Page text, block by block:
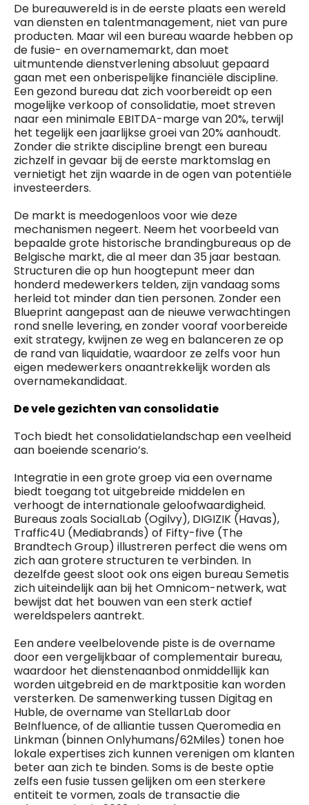
De bureauwereld is in de eerste plaats een wereld
van diensten en talentmanagement, niet van pure
producten. Maar wil een bureau waarde hebben op
de fusie- en overnamemarkt, dan moet
uitmuntende dienstverlening absoluut gepaard
gaan met een onberispelijke financiële discipline.
Een gezond bureau dat zich voorbereidt op een
mogelijke verkoop of consolidatie, moet streven
naar een minimale EBITDA-marge van 20%, terwijl
het tegelijk een jaarlijkse groei van 20% aanhoudt.
Zonder die strikte discipline brengt een bureau
zichzelf in gevaar bij de eerste marktomslag en
vernietigt het zijn waarde in de ogen van potentiële
investeerders.
De markt is meedogenloos voor wie deze
mechanismen negeert. Neem het voorbeeld van
bepaalde grote historische brandingbureaus op de
Belgische markt, die al meer dan 35 jaar bestaan.
Structuren die op hun hoogtepunt meer dan
honderd medewerkers telden, zijn vandaag soms
herleid tot minder dan tien personen. Zonder een
Blueprint aangepast aan de nieuwe verwachtingen
rond snelle levering, en zonder vooraf voorbereide
exit strategy, kwijnen ze weg en balanceren ze op
de rand van liquidatie, waardoor ze zelfs voor hun
eigen medewerkers onaantrekkelijk worden als
overnamekandidaat.
De vele gezichten van consolidatie
Toch biedt het consolidatielandschap een veelheid
aan boeiende scenario’s.
Integratie in een grote groep via een overname
biedt toegang tot uitgebreide middelen en
verhoogt de internationale geloofwaardigheid.
Bureaus zoals SocialLab (Ogilvy), DIGIZIK (Havas),
Traffic4U (Mediabrands) of Fifty-five (The
Brandtech Group) illustreren perfect die wens om
zich aan grotere structuren te verbinden. In
dezelfde geest sloot ook ons eigen bureau Semetis
zich uiteindelijk aan bij het Omnicom-netwerk, wat
bewijst dat het bouwen van een sterk actief
wereldspelers aantrekt.
Een andere veelbelovende piste is de overname
door een vergelijkbaar of complementair bureau,
waardoor het dienstenaanbod onmiddellijk kan
worden uitgebreid en de marktpositie kan worden
versterken. De samenwerking tussen Digitag en
Huble, de overname van StellarLab door
BeInfluence, of de alliantie tussen Queromedia en
Linkman (binnen Onlyhumans/62Miles) tonen hoe
lokale expertises zich kunnen verenigen om klanten
beter aan zich te binden. Soms is de beste optie
zelfs een fusie tussen gelijken om een sterkere
entiteit te vormen, zoals de transactie die